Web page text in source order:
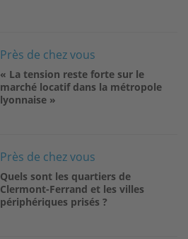
Près de chez vous
« La tension reste forte sur le
marché locatif dans la métropole
lyonnaise »
Près de chez vous
Quels sont les quartiers de
Clermont-Ferrand et les villes
périphériques prisés ?